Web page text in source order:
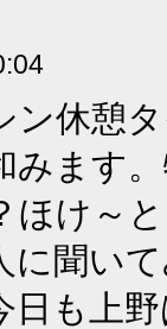
休憩
みます
ほけ～
に聞い
も上